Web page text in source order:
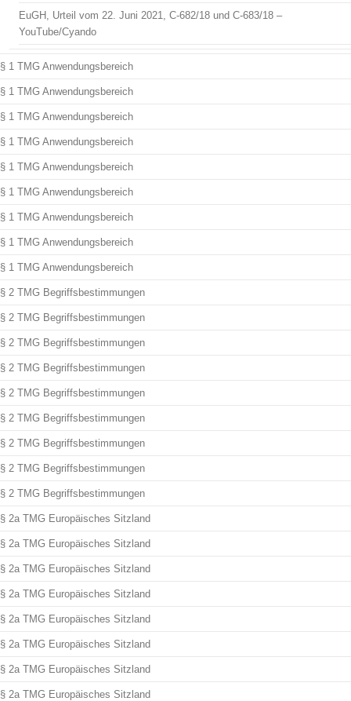
EuGH, Urteil vom 22. Juni 2021, C-682/18 und C-683/18 –
YouTube/Cyando
§ 1 TMG Anwendungsbereich
§ 1 TMG Anwendungsbereich
§ 1 TMG Anwendungsbereich
§ 1 TMG Anwendungsbereich
§ 1 TMG Anwendungsbereich
§ 1 TMG Anwendungsbereich
§ 1 TMG Anwendungsbereich
§ 1 TMG Anwendungsbereich
§ 1 TMG Anwendungsbereich
§ 2 TMG Begriffsbestimmungen
§ 2 TMG Begriffsbestimmungen
§ 2 TMG Begriffsbestimmungen
§ 2 TMG Begriffsbestimmungen
§ 2 TMG Begriffsbestimmungen
§ 2 TMG Begriffsbestimmungen
§ 2 TMG Begriffsbestimmungen
§ 2 TMG Begriffsbestimmungen
§ 2 TMG Begriffsbestimmungen
§ 2a TMG Europäisches Sitzland
§ 2a TMG Europäisches Sitzland
§ 2a TMG Europäisches Sitzland
§ 2a TMG Europäisches Sitzland
§ 2a TMG Europäisches Sitzland
§ 2a TMG Europäisches Sitzland
§ 2a TMG Europäisches Sitzland
§ 2a TMG Europäisches Sitzland